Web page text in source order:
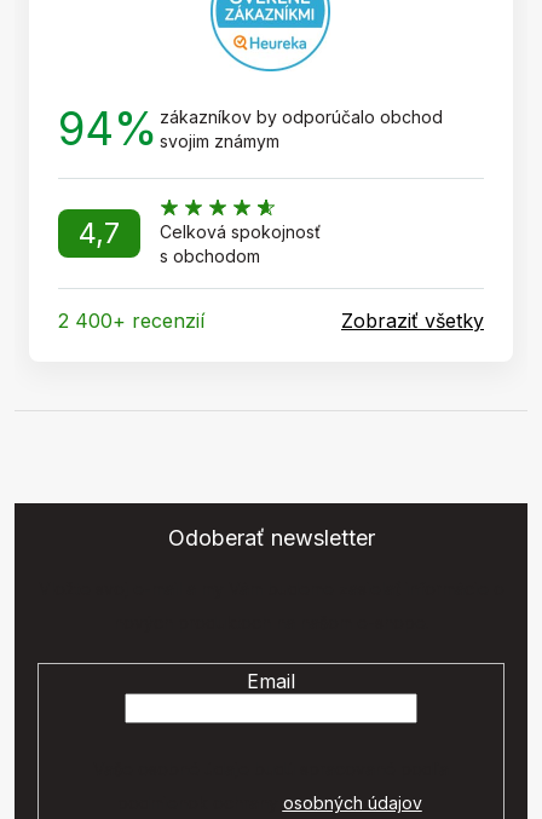
94% zákazníkov by odporúčalo obchod
svojim známym
4,7
Celková spokojnosť
s obchodom
2 400+ recenzií Zobraziť všetky
Odoberať newsletter
Email
osobných údajov.